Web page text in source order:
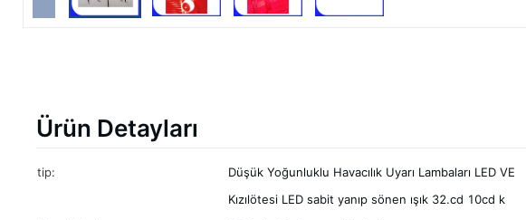
Ürün Detayları
tip:
Düşük Yoğunluklu Havacılık Uyarı Lambaları LED VE
Kızılötesi LED sabit yanıp sönen ışık 32.cd 10cd k